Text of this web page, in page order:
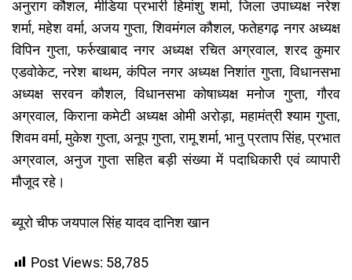
अनुराग कौशल, मीडिया प्रभारी हिमांशु शर्मा, जिला उपाध्यक्ष नरेश
शर्मा, महेश वर्मा, अजय गुप्ता, शिवमंगल कौशल, फतेहगढ़ नगर अध्यक्ष
विपिन गुप्ता, फर्रुखाबाद नगर अध्यक्ष रचित अग्रवाल, शरद कुमार
एडवोकेट, नरेश बाथम, कंपिल नगर अध्यक्ष निशांत गुप्ता, विधानसभा
अध्यक्ष सरवन कौशल, विधानसभा कोषाध्यक्ष मनोज गुप्ता, गौरव
अग्रवाल, किराना कमेटी अध्यक्ष ओमी अरोड़ा, महामंत्री श्याम गुप्ता,
शिवम वर्मा, मुकेश गुप्ता, अनूप गुप्ता, रामू शर्मा, भानु प्रताप सिंह, प्रभात
अग्रवाल, अनुज गुप्ता सहित बड़ी संख्या में पदाधिकारी एवं व्यापारी
मौजूद रहे।
ब्यूरो चीफ जयपाल सिंह यादव दानिश खान
Post Views: 58,785